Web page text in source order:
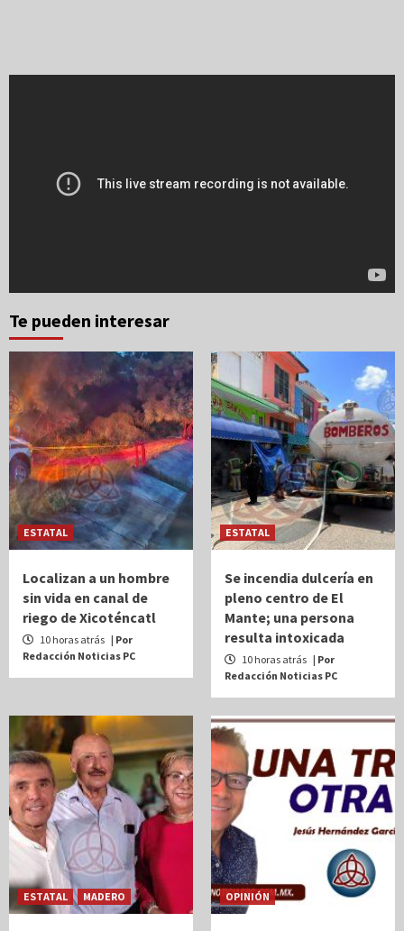
Te pueden interesar
ESTATAL
Localizan a un hombre
sin vida en canal de
riego de Xicoténcatl
10 horas atrás | Por
Redacción Noticias PC
ESTATAL
Se incendia dulcería en
pleno centro de El
Mante; una persona
resulta intoxicada
10 horas atrás | Por
Redacción Noticias PC
ESTATAL MADERO OPINIÓN